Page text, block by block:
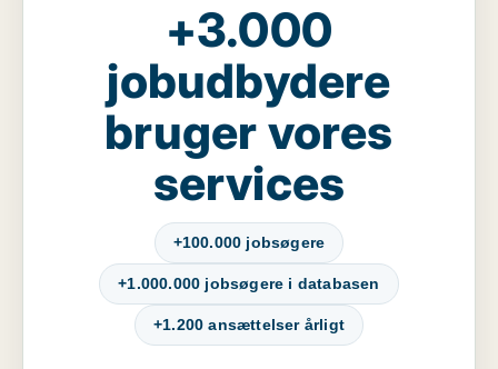
+3.000
jobudbydere
bruger vores
services
+100.000 jobsøgere
+1.000.000 jobsøgere i databasen
+1.200 ansættelser årligt